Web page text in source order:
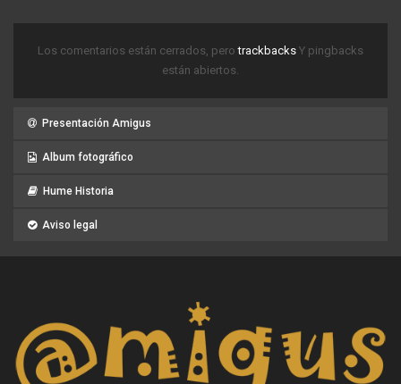
Los comentarios están cerrados, perotrackbacks Y pingbacks
están abiertos.
Presentación Amigus
Album fotográfico
Hume Historia
Aviso legal